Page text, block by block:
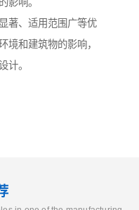
著、适用范围广等优
境和建筑物的影响，
计。